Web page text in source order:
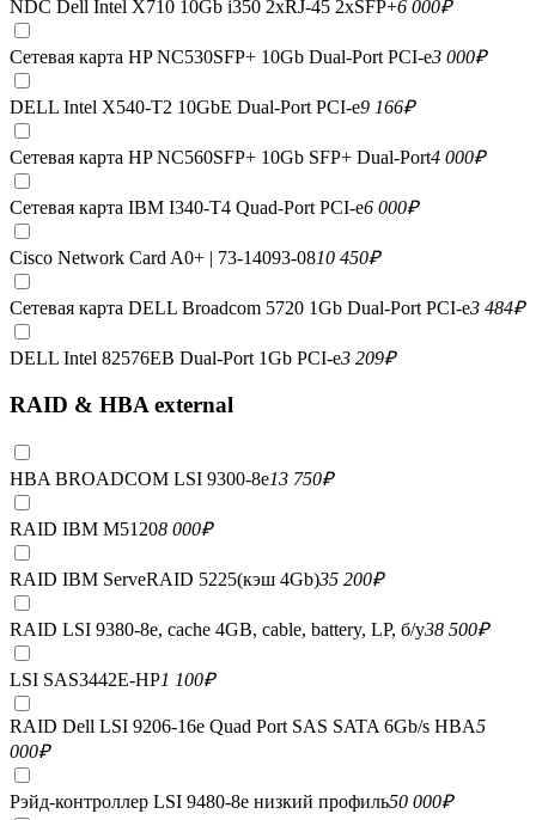
NDC Dell Intel X710 10Gb i350 2xRJ-45 2xSFP+6 000₽
Сетевая карта HP NC530SFP+ 10Gb Dual-Port PCI-e3 000₽
DELL Intel X540-T2 10GbE Dual-Port PCI-e9 166₽
Сетевая карта HP NC560SFP+ 10Gb SFP+ Dual-Port4 000₽
Сетевая карта IBM I340-T4 Quad-Port PCI-e6 000₽
Cisco Network Card A0+ | 73-14093-0810 450₽
Сетевая карта DELL Broadcom 5720 1Gb Dual-Port PCI-e3 484₽
DELL Intel 82576EB Dual-Port 1Gb PCI-e3 209₽
RAID & HBA external
HBA BROADCOM LSI 9300-8e13 750₽
RAID IBM M51208 000₽
RAID IBM ServeRAID 5225(кэш 4Gb)35 200₽
RAID LSI 9380-8e, сache 4GB, cable, battery, LP, б/у38 500₽
LSI SAS3442E-HP1 100₽
RAID Dell LSI 9206-16e Quad Port SAS SATA 6Gb/s HBA5
000₽
Рэйд-контроллер LSI 9480-8e низкий профиль50 000₽